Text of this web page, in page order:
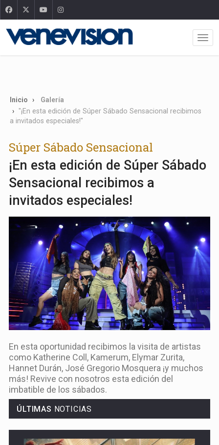
Inicio
Galería
"¡En esta edición de Súper Sábado Sensacional recibimos
a invitados especiales!"
Súper Sábado Sensacional
¡En esta edición de Súper Sábado
Sensacional recibimos a
invitados especiales!
En esta oportunidad recibimos la visita de artistas
como Katherine Coll, Kamerum, Elymar Zurita,
Hannet Durán, José Gregorio Mosquera ¡y muchos
más! Revive con nosotros esta edición del
imbatible de los sábados.
ÚLTIMAS NOTICIAS